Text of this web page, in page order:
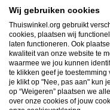
innovatievere
shoppen slimmer.
Lid worden
Snel navigeren
Wij gebruiken cookies
Thuiswinkel.org gebruikt
cookies, plaatsen wij
laten functioneren. Ook
kwaliteit van onze website te
waarmee we jou kunnen
te klikken geef je
je klikt op "Nee, pas aan" kun
op “Weigeren” plaatsen we
over onze cookies of jouw